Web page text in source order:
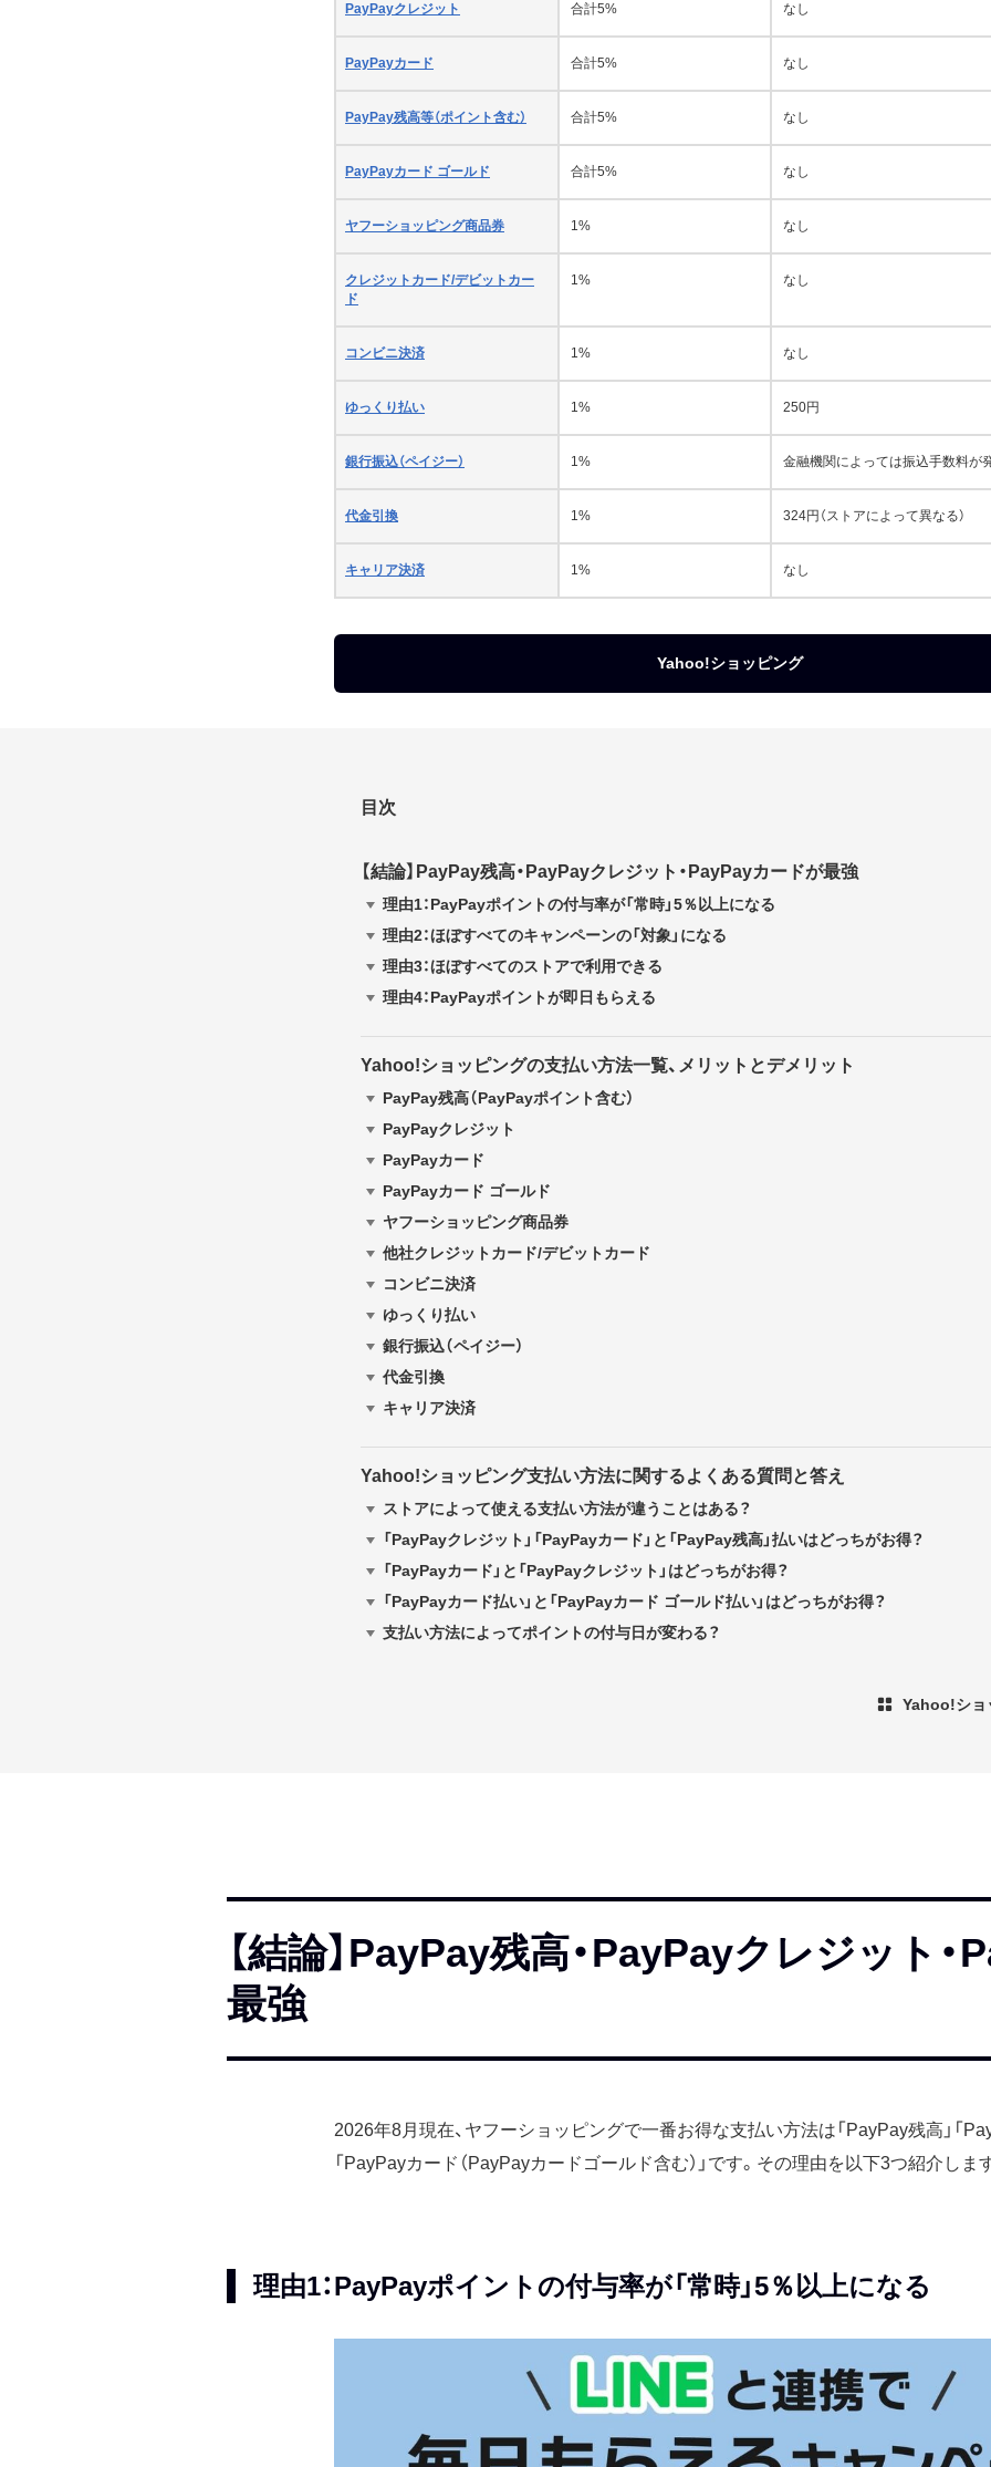
PayPayクレジット 合計5% なし
PayPayカード 合計5% なし
PayPay残高等（ポイント含む） 合計5% なし
PayPayカード ゴールド 合計5% なし
ヤフーショッピング商品券 1% なし
クレジットカード/デビットカー
ド
1% なし
コンビニ決済 1% なし
ゆっくり払い 1% 250円
銀行振込（ペイジー） 1% 金融機関によっては振込手数料が
代金引換 1% 324円（ストアによって異なる）
キャリア決済 1% なし
Yahoo!ショッピング
目次
【結論】PayPay残高・PayPayクレジット・PayPayカードが最強
理由1：PayPayポイントの付与率が「常時」5％以上になる
理由2：ほぼすべてのキャンペーンの「対象」になる
理由3：ほぼすべてのストアで利用できる
理由4：PayPayポイントが即日もらえる
Yahoo!ショッピングの支払い方法一覧、メリットとデメリット
PayPay残高（PayPayポイント含む）
PayPayクレジット
PayPayカード
PayPayカード ゴールド
ヤフーショッピング商品券
他社クレジットカード/デビットカード
コンビニ決済
ゆっくり払い
銀行振込（ペイジー）
代金引換
キャリア決済
Yahoo!ショッピング支払い方法に関するよくある質問と答え
ストアによって使える支払い方法が違うことはある？
「PayPayクレジット」「PayPayカード」と「PayPay残高」払いはどっちがお得？
「PayPayカード」と「PayPayクレジット」はどっちがお得？
「PayPayカード払い」と「PayPayカード ゴールド払い」はどっちがお得？
支払い方法によってポイントの付与日が変わる？
Yahoo!ショ
【結論】PayPay残高・PayPayクレジット
最強
2026年8月現在、ヤフーショッピングで一番お得な支払い方法は「PayPay残高」「
「PayPayカード（PayPayカードゴールド含む）」です。その理由を以下3つ紹介しま
理由1：PayPayポイントの付与率が「常時」5％以上になる